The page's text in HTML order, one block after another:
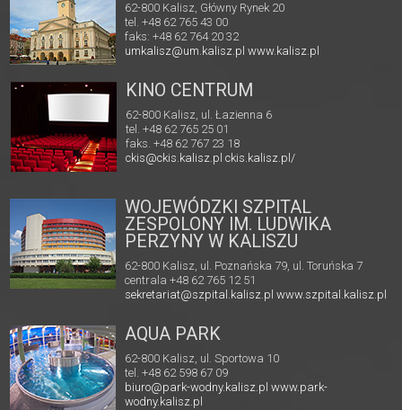
62-800 Kalisz, Główny Rynek 20
tel. +48 62 765 43 00
faks: +48 62 764 20 32
umkalisz@um.kalisz.plwww.kalisz.pl
KINO CENTRUM
62-800 Kalisz, ul. Łazienna 6
tel. +48 62 765 25 01
faks. +48 62 767 23 18
ckis@ckis.kalisz.pl ckis.kalisz.pl/
WOJEWÓDZKI SZPITAL
ZESPOLONY IM. LUDWIKA
PERZYNY W KALISZU
62-800 Kalisz, ul. Poznańska 79, ul. Toruńska 7
centrala +48 62 765 12 51
sekretariat@szpital.kalisz.pl www.szpital.kalisz.pl
AQUA PARK
62-800 Kalisz, ul. Sportowa 10
tel. +48 62 598 67 09
biuro@park-wodny.kalisz.pl www.park-
wodny.kalisz.pl